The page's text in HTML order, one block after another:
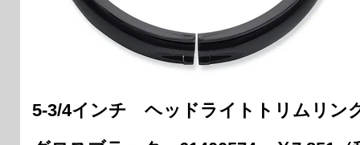
5-3/4インチ ヘッドライトトリムリン